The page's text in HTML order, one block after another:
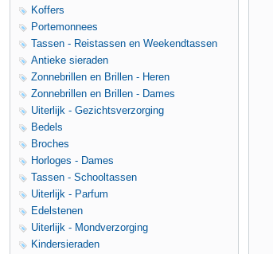
Koffers
Portemonnees
Tassen - Reistassen en Weekendtassen
Antieke sieraden
Zonnebrillen en Brillen - Heren
Zonnebrillen en Brillen - Dames
Uiterlijk - Gezichtsverzorging
Bedels
Broches
Horloges - Dames
Tassen - Schooltassen
Uiterlijk - Parfum
Edelstenen
Uiterlijk - Mondverzorging
Kindersieraden